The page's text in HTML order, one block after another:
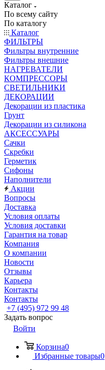
Каталог
По всему сайту
По каталогу
Каталог
ФИЛЬТРЫ
Фильтры внутренние
Фильтры внешние
НАГРЕВАТЕЛИ
КОМПРЕССОРЫ
СВЕТИЛЬНИКИ
ДЕКОРАЦИИ
Декорации из пластика
Грунт
Декорации из силикона
АКСЕССУАРЫ
Сачки
Скребки
Герметик
Сифоны
Наполнители
Акции
Вопросы
Доставка
Условия оплаты
Условия доставки
Гарантия на товар
Компания
О компании
Новости
Отзывы
Карьера
Контакты
Контакты
+7 (495) 972 99 48
Задать вопрос
Войти
Корзина0
Избранные товары0